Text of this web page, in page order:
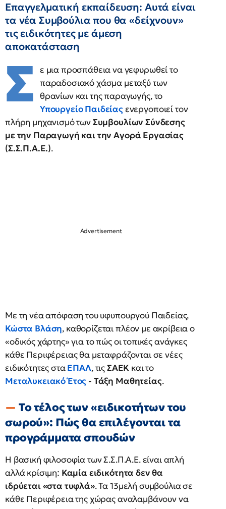
Επαγγελματική εκπαίδευση: Αυτά είναι
τα νέα Συμβούλια που θα «δείχνουν»
τις ειδικότητες με άμεση
αποκατάσταση
Σ ε μια προσπάθεια να γεφυρωθεί το
παραδοσιακό χάσμα μεταξύ των
θρανίων και της παραγωγής, το
Υπουργείο Παιδείαςενεργοποιεί τον
πλήρη μηχανισμό τωνΣυμβουλίων Σύνδεσης
με την Παραγωγή και την Αγορά Εργασίας
(Σ.Σ.Π.Α.Ε.).
Με τη νέα απόφαση του υφυπουργού Παιδείας,
Κώστα Βλάση, καθορίζεται πλέον με ακρίβεια ο
«οδικός χάρτης» για το πώς οι τοπικές ανάγκες
κάθε Περιφέρειας θα μεταφράζονται σε νέες
ειδικότητες σταΕΠΑΛ, τιςΣΑΕΚ και το
Μεταλυκειακό Έτος - Τάξη Μαθητείας.
Το τέλος των «ειδικοτήτων του
σωρού»: Πώς θα επιλέγονται τα
προγράμματα σπουδών
Η βασική φιλοσοφία των Σ.Σ.Π.Α.Ε. είναι απλή
αλλά κρίσιμη: Καμία ειδικότητα δεν θα
ιδρύεται «στα τυφλά». Τα 13μελή συμβούλια σε
κάθε Περιφέρεια της χώρας αναλαμβάνουν να